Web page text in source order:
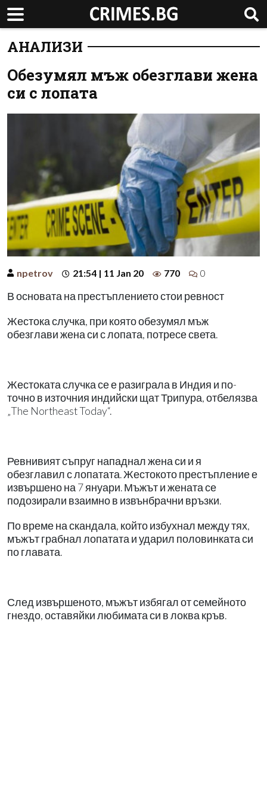
АНАЛИЗИ
Обезумял мъж обезглави жена
си с лопата
npetrov 21:54 | 11 Jan 20 770 0
В основата на престъплението стои ревност
Жестока случка, при която обезумял мъж
обезглави жена си с лопата, потресе света.
Жестоката случка се е разиграла в Индия и по-
точно в източния индийски щат Трипура, отбелязва
„The Northeast Today“.
Ревнивият съпруг нападнал жена си и я
обезглавил с лопатата. Жестокото престъпление е
извършено на 7 януари. Мъжът и жената се
подозирали взаимно в извънбрачни връзки.
По време на скандала, който избухнал между тях,
мъжът грабнал лопатата и ударил половинката си
по главата.
След извършеното, мъжът избягал от семейното
гнездо, оставяйки любимата си в локва кръв.